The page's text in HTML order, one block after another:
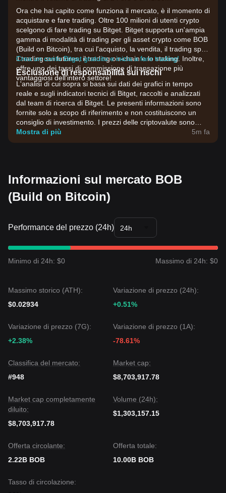
Ora che hai capito come funziona il mercato, è il momento di
acquistare e fare trading. Oltre 100 milioni di utenti crypto
scelgono di fare trading su Bitget. Bitget supporta un'ampia
gamma di modalità di trading per gli asset crypto come BOB
(Build on Bitcoin), tra cui l'acquisto, la vendita, il trading spot,
il trading sui futures, il trading on-chain e lo staking. Inoltre,
offre uno dei tassi di commissione di transazione più
vantaggiosi dell'intero settore!
Crea un conto Bitget gratuito e inizia a fare trading!
Esclusione di responsabilità sui rischi
L'analisi di cui sopra si basa sui dati dei grafici in tempo
reale e sugli indicatori tecnici di Bitget, raccolti e analizzati
dal team di ricerca di Bitget. Le presenti informazioni sono
fornite solo a scopo di riferimento e non costituiscono un
consiglio di investimento. I prezzi delle criptovalute sono
estremamente volatili. Prendi decisioni di investimento in
base alla tua propensione al rischio.
Mostra di più 5m fa
Informazioni sul mercato BOB
(Build on Bitcoin)
Performance del prezzo (24h) 24h
Minimo di 24h: $0 Massimo di 24h: $0
Massimo storico (ATH):
$0.02934
Variazione di prezzo (24h):
+0.51%
Variazione di prezzo (7G):
+2.38%
Variazione di prezzo (1A):
-78.61%
Classifica del mercato:
#948
Market cap:
$8,703,917.78
Market cap completamente
diluito:
$8,703,917.78
Volume (24h):
$1,303,157.15
Offerta circolante:
2.22B BOB
Offerta totale:
10.00B BOB
Tasso di circolazione: